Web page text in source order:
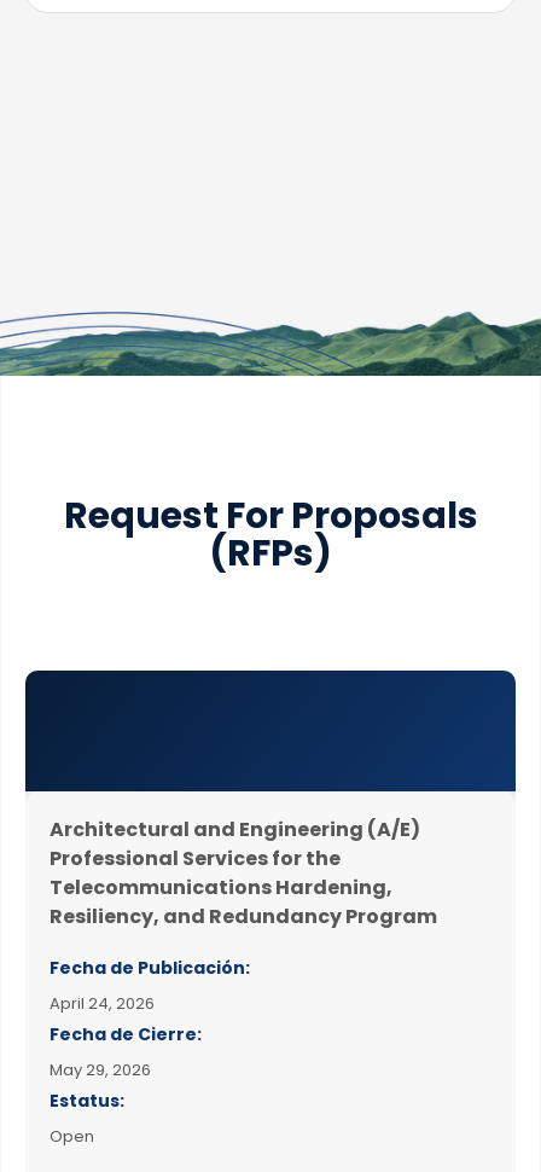
Request For Proposals
(RFPs)
Architectural and Engineering (A/E)
Professional Services for the
Telecommunications Hardening,
Resiliency, and Redundancy Program
Fecha de Publicación:
April 24, 2026
Fecha de Cierre:
May 29, 2026
Estatus:
Open